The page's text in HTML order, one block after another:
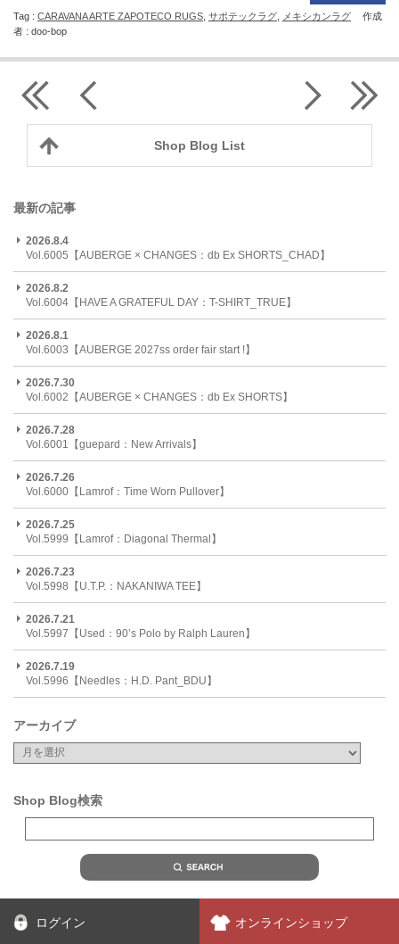
Tag : CARAVANA ARTE ZAPOTECO RUGS サポテックラグ メキシカンラグ
作成
者 : doo-bop
Shop Blog List
最新の記事
2026.8.4
Vol.6005【AUBERGE × CHANGES：db Ex SHORTS_CHAD】
2026.8.2
Vol.6004【HAVE A GRATEFUL DAY：T-SHIRT_TRUE】
2026.8.1
Vol.6003【AUBERGE 2027ss order fair start !】
2026.7.30
Vol.6002【AUBERGE × CHANGES：db Ex SHORTS】
2026.7.28
Vol.6001【guepard：New Arrivals】
2026.7.26
Vol.6000【Lamrof：Time Worn Pullover】
2026.7.25
Vol.5999【Lamrof：Diagonal Thermal】
2026.7.23
Vol.5998【U.T.P.：NAKANIWA TEE】
2026.7.21
Vol.5997【Used：90’s Polo by Ralph Lauren】
2026.7.19
Vol.5996【Needles：H.D. Pant_BDU】
アーカイブ
Shop Blog検索
ログイン オンラインショップ